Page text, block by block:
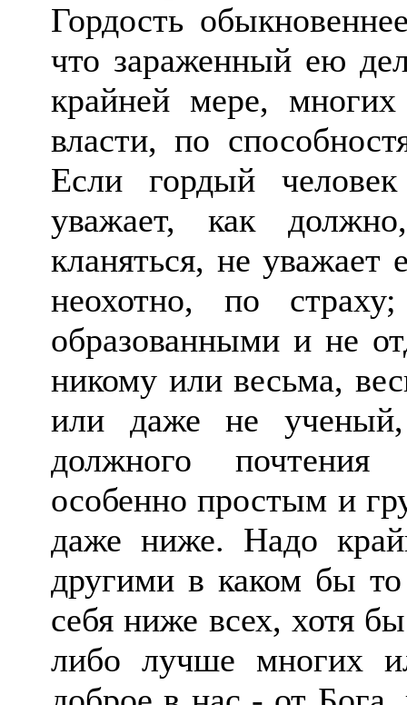
Гордость
что зараженный ею
крайней мере,
власти, по
Если гордый
уважает, как
кланяться, не уважает
неохотно, по
образованными и не
никому или весьма,
или даже не
должного почтения
особенно простым и
даже ниже. Надо
другими в каком бы
себя ниже всех, хотя
либо лучше многих